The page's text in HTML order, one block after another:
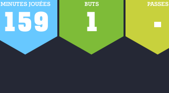
MINUTES JOUÉES
159
BUTS
1
PASSES
-